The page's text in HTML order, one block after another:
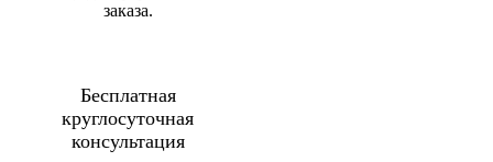
заказа.
Бесплатная
круглосуточная
консультация